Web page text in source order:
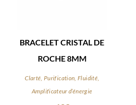
BRACELET CRISTAL DE
ROCHE 8MM
Clarté, Purification, Fluidité,
Amplificateur d’énergie